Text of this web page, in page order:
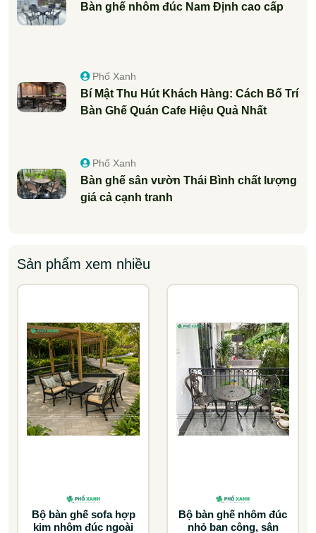
Bàn ghế nhôm đúc Nam Định cao cấp
Phố Xanh
Bí Mật Thu Hút Khách Hàng: Cách Bố Trí
Bàn Ghế Quán Cafe Hiệu Quả Nhất
Phố Xanh
Bàn ghế sân vườn Thái Bình chất lượng
giá cả cạnh tranh
Sản phẩm xem nhiều
Bộ bàn ghế sofa hợp
kim nhôm đúc ngoài
Bộ bàn ghế nhôm đúc
nhỏ ban công, sân